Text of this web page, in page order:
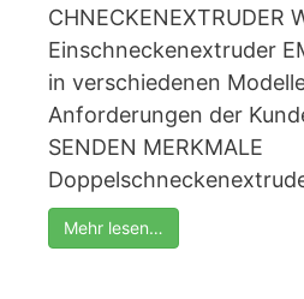
CHNECKENEXTRUDER
Einschneckenextruder
in verschiedenen
Anforderungen der
SENDEN MERKMALE
Mehr lesen…